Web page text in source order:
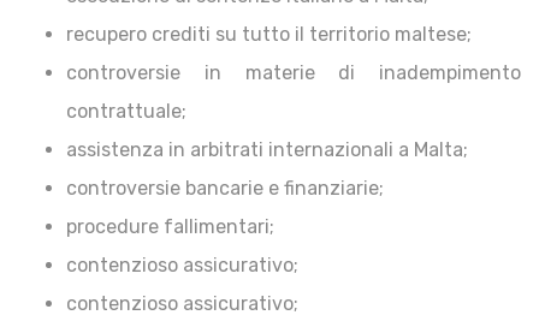
recupero crediti su tutto il territorio maltese;
controversie in materie di inadempimento
contrattuale;
assistenza in arbitrati internazionali a Malta;
controversie bancarie e finanziarie;
procedure fallimentari;
contenzioso assicurativo;
contenzioso assicurativo;